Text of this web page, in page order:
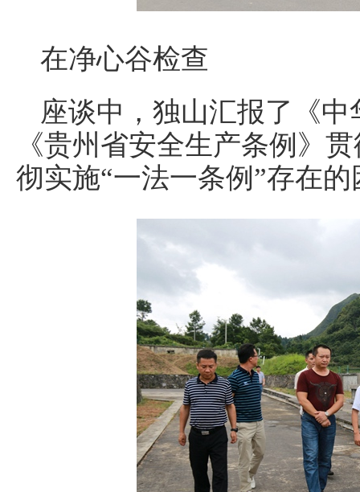
在净心谷检查
座谈中，独山汇报了《
《贵州省安全生产条例》
彻实施“一法一条例”存在